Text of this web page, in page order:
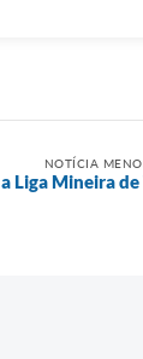
NOTÍCIA
Liga Mineira